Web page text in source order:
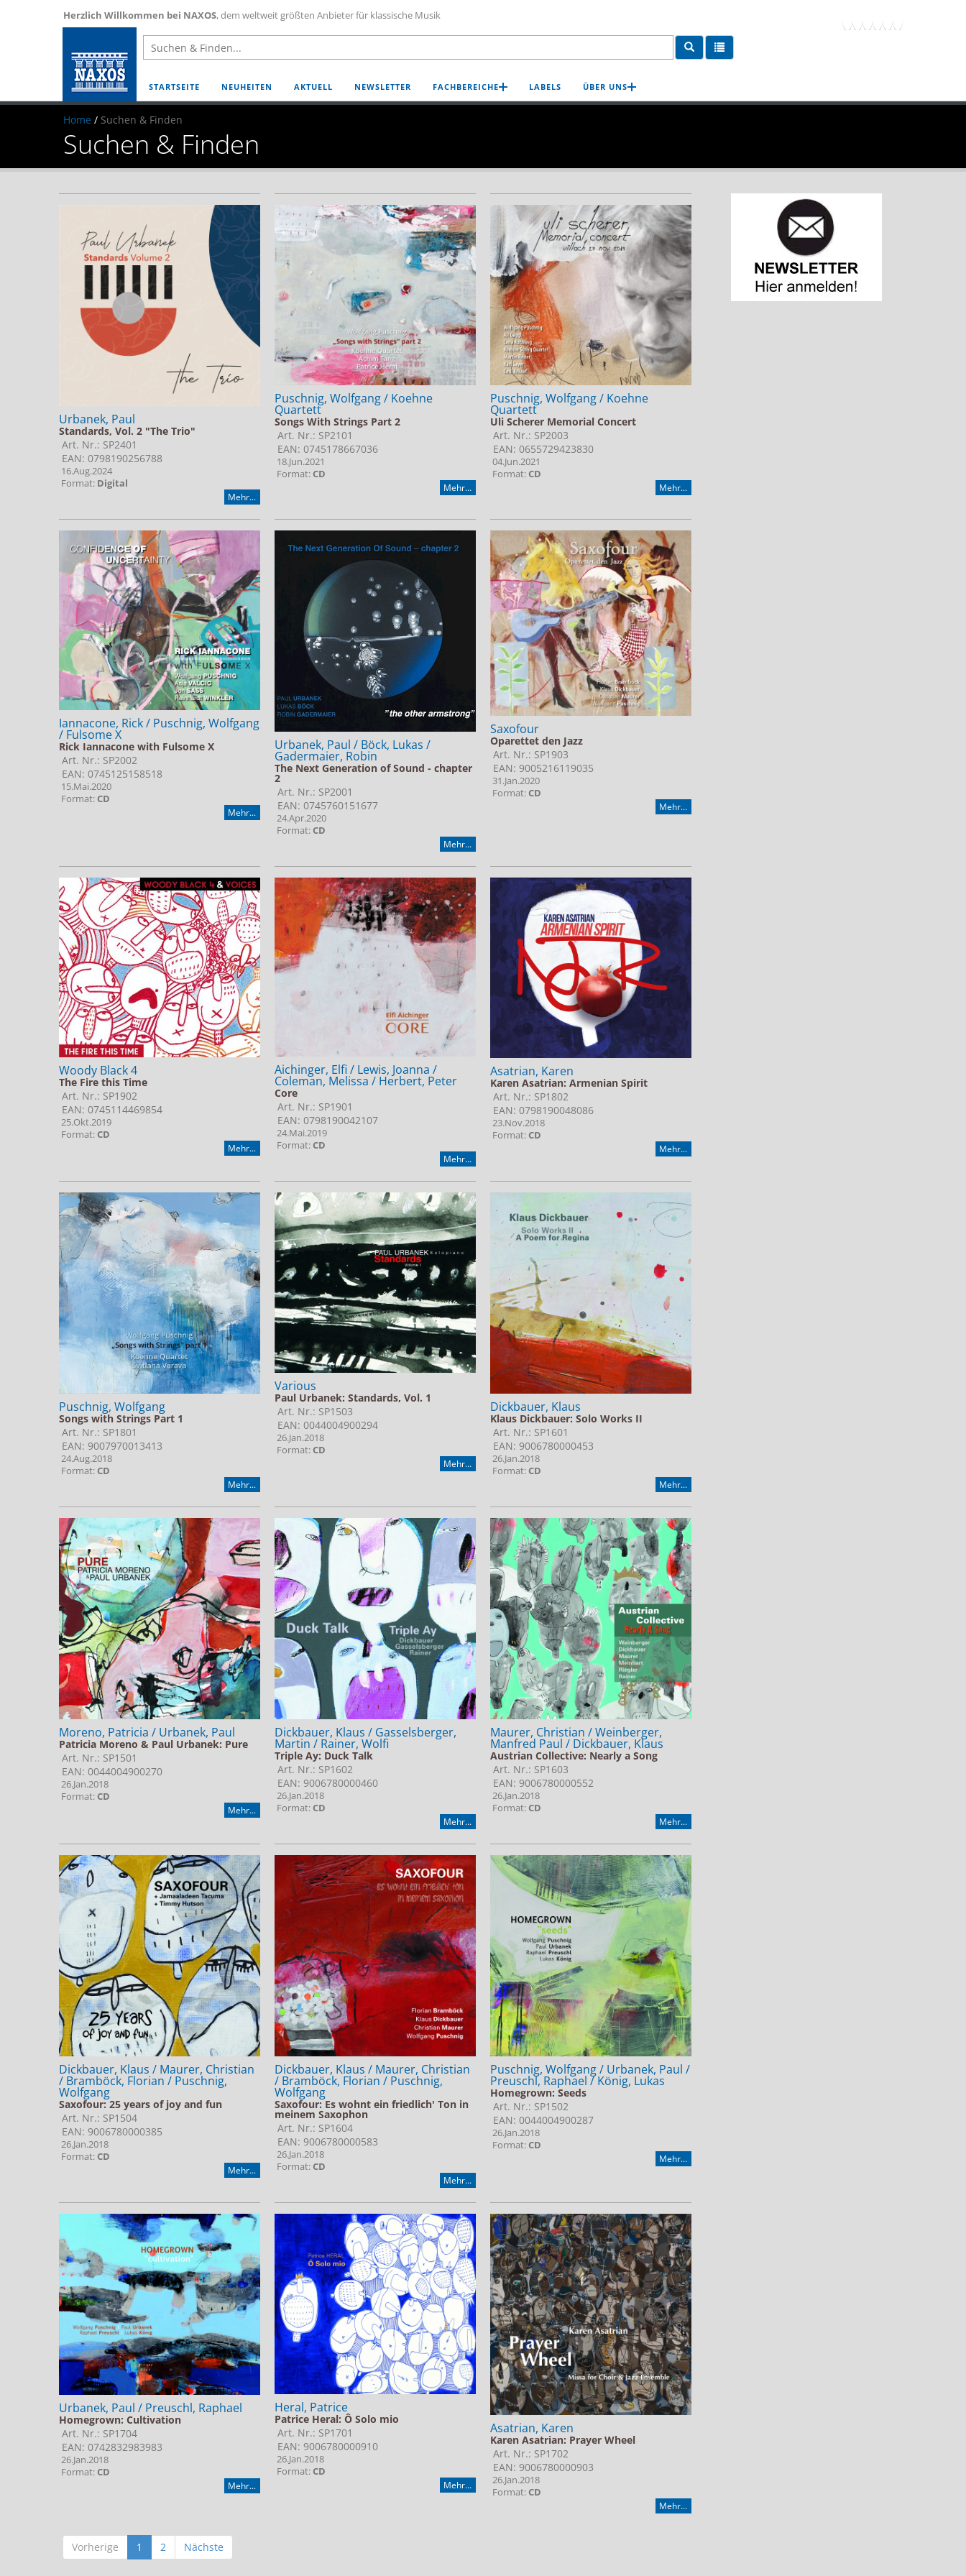
Herzlich Willkommen bei NAXOS, dem weltweit größten Anbieter für klassische Musik
STARTSEITE NEUHEITEN AKTUELL NEWSLETTER FACHBEREICHE LABELS ÜBER UNS
Home / Suchen & Finden
Suchen & Finden
Urbanek, Paul
Standards, Vol. 2 "The Trio"
Art. Nr.: SP2401
EAN: 0798190256788
16.Aug.2024
Format: Digital
Mehr...
Puschnig, Wolfgang / Koehne
Quartett
Songs With Strings Part 2
Art. Nr.: SP2101
EAN: 0745178667036
18.Jun.2021
Format:CD
Mehr...
Puschnig, Wolfgang / Koehne
Quartett
Uli Scherer Memorial Concert
Art. Nr.: SP2003
EAN: 0655729423830
04.Jun.2021
Format:CD
Mehr...
Iannacone, Rick / Puschnig, Wolfgang
/ Fulsome X
Rick Iannacone with Fulsome X
Art. Nr.: SP2002
EAN: 0745125158518
15.Mai.2020
Format:CD
Mehr...
Urbanek, Paul / Böck, Lukas /
Gadermaier, Robin
The Next Generation of Sound - chapter
2
Art. Nr.: SP2001
EAN: 0745760151677
24.Apr.2020
Format:CD
Mehr...
Saxofour
Oparettet den Jazz
Art. Nr.: SP1903
EAN: 9005216119035
31.Jan.2020
Format:CD
Mehr...
Woody Black 4
The Fire this Time
Art. Nr.: SP1902
EAN: 0745114469854
25.Okt.2019
Format:CD
Mehr...
Aichinger, Elfi / Lewis, Joanna /
Coleman, Melissa / Herbert, Peter
Core
Art. Nr.: SP1901
EAN: 0798190042107
24.Mai.2019
Format:CD
Mehr...
Asatrian, Karen
Karen Asatrian: Armenian Spirit
Art. Nr.: SP1802
EAN: 0798190048086
23.Nov.2018
Format:CD
Mehr...
Puschnig, Wolfgang
Songs with Strings Part 1
Art. Nr.: SP1801
EAN: 9007970013413
24.Aug.2018
Format:CD
Mehr...
Various
Paul Urbanek: Standards, Vol. 1
Art. Nr.: SP1503
EAN: 0044004900294
26.Jan.2018
Format:CD
Mehr...
Dickbauer, Klaus
Klaus Dickbauer: Solo Works II
Art. Nr.: SP1601
EAN: 9006780000453
26.Jan.2018
Format:CD
Mehr...
Moreno, Patricia / Urbanek, Paul
Patricia Moreno & Paul Urbanek: Pure
Art. Nr.: SP1501
EAN: 0044004900270
26.Jan.2018
Format:CD
Mehr...
Dickbauer, Klaus / Gasselsberger,
Martin / Rainer, Wolfi
Triple Ay: Duck Talk
Art. Nr.: SP1602
EAN: 9006780000460
26.Jan.2018
Format:CD
Mehr...
Maurer, Christian / Weinberger,
Manfred Paul / Dickbauer, Klaus
Austrian Collective: Nearly a Song
Art. Nr.: SP1603
EAN: 9006780000552
26.Jan.2018
Format:CD
Mehr...
Dickbauer, Klaus / Maurer, Christian
/ Bramböck, Florian / Puschnig,
Wolfgang
Saxofour: 25 years of joy and fun
Art. Nr.: SP1504
EAN: 9006780000385
26.Jan.2018
Format:CD
Mehr...
Dickbauer, Klaus / Maurer, Christian
/ Bramböck, Florian / Puschnig,
Wolfgang
Saxofour: Es wohnt ein friedlich' Ton in
meinem Saxophon
Art. Nr.: SP1604
EAN: 9006780000583
26.Jan.2018
Format:CD
Mehr...
Puschnig, Wolfgang / Urbanek, Paul /
Preuschl, Raphael / König, Lukas
Homegrown: Seeds
Art. Nr.: SP1502
EAN: 0044004900287
26.Jan.2018
Format:CD
Mehr...
Urbanek, Paul / Preuschl, Raphael
Homegrown: Cultivation
Art. Nr.: SP1704
EAN: 0742832983983
26.Jan.2018
Format:CD
Mehr...
Heral, Patrice
Patrice Heral: Ô Solo mio
Art. Nr.: SP1701
EAN: 9006780000910
26.Jan.2018
Format:CD
Mehr...
Asatrian, Karen
Karen Asatrian: Prayer Wheel
Art. Nr.: SP1702
EAN: 9006780000903
26.Jan.2018
Format:CD
Mehr...
Vorherige 1 2 Nächste